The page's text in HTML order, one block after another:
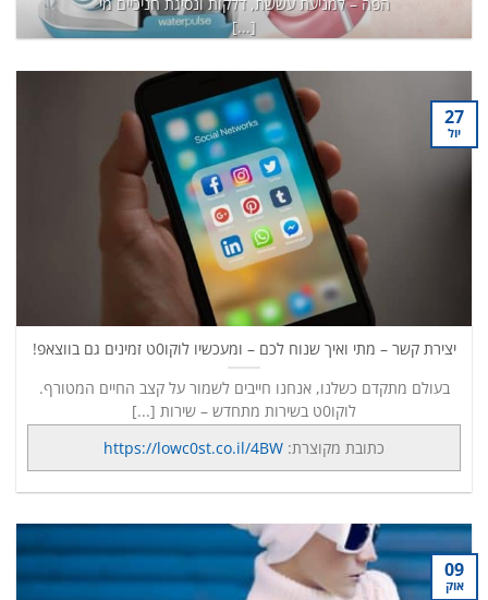
[...]
המשך קריאה→
יצירת קשר – מתי ואיך שנוח לכם – ומעכשיו לוקו0ט זמינים גם בווצאפ!
בעולם מתקדם כשלנו, אנחנו חייבים לשמור על קצב החיים המטורף.
לוקו0ט בשירות מתחדש – שירות [...]
כתובת מקוצרת: https://lowc0st.co.il/4BW
27
יול
09
אוק